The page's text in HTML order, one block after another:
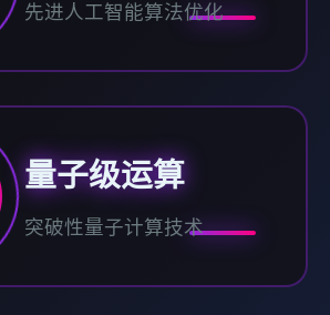
先进人工智能算法优化
量子级运算
突破性量子计算技术